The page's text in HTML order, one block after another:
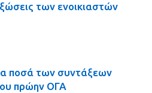
των ενοικιαστών
ποσά των συντάξεων
πρώην ΟΓΑ